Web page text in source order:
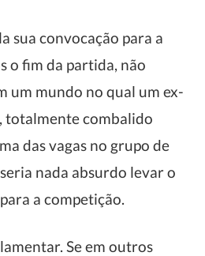
sua convocação para a
o fim da partida, não
um mundo no qual um ex-
totalmente combalido
das vagas no grupo de
nada absurdo levar o
a competição.
Se em outros